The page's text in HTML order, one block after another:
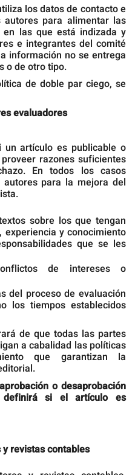
los datos de contacto e
para alimentar las
en las que está indizada y
e integrantes del comité
información no se entrega
o de otro tipo.
de doble par ciego, se
evaluadores
artículo es publicable o
razones suficientes
En todos los casos
para la mejora del
sobre los que tengan
y conocimiento
que se les
de intereses o
del proceso de evaluación
los tiempos establecidos
de que todas las partes
a cabalidad las políticas
que garantizan la
o desaprobación
si el artículo es
revistas contables